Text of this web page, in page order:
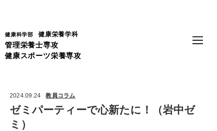
健康科学部 健康栄養学科
管理栄養士専攻
健康スポーツ栄養専攻
2024.09.24 教員コラム
ゼミパーティーで心新たに！（岩中ゼ
ミ）